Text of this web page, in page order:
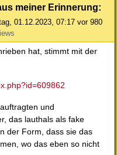
meiner Erinnerung:
01.12.2023, 07:17 vor 980
hat, stimmt mit der
und
das lauthals als fake
der Form, dass sie das
wo das eben so nicht